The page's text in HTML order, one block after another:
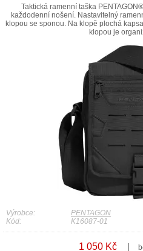
Taktická ramenní taška
každodenní nošení. Nastavitelný
klopou se sponou. Na klopě plochá
klopou je
Výrobce:
PENTAGON
Kód:
K16087-01
1 050 Kč